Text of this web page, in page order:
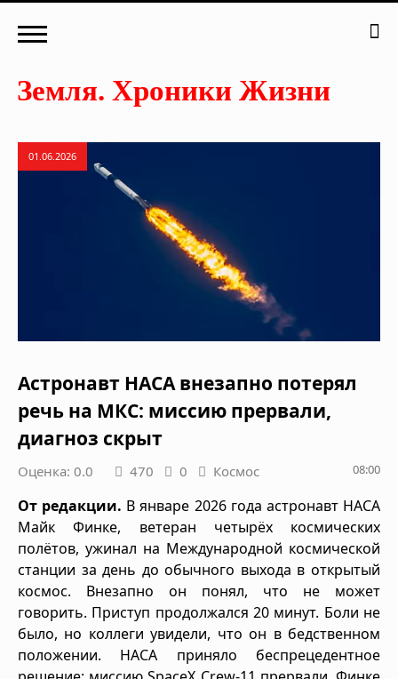
01.06.2026
Астронавт НАСА внезапно потерял
речь на МКС: миссию прервали,
диагноз скрыт
Оценка: 0.0 470 0 Космос 08:00
От редакции. В январе 2026 года астронавт НАСА
Майк Финке, ветеран четырёх космических
полётов, ужинал на Международной космической
станции за день до обычного выхода в открытый
космос. Внезапно он понял, что не может
говорить. Приступ продолжался 20 минут. Боли не
было, но коллеги увидели, что он в бедственном
положении. НАСА приняло беспрецедентное